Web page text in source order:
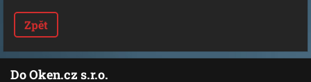
Zpět
Do Oken.cz s.r.o.